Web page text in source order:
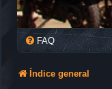
FAQ
Índice general